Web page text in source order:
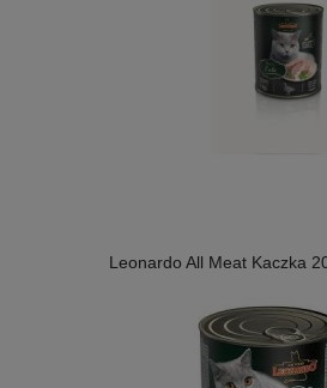
Leonardo All Meat Kaczka